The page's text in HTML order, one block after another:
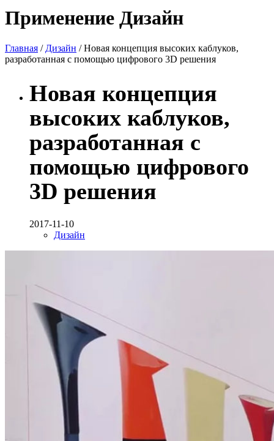
Применение Дизайн
Главная / Дизайн / Новая концепция высоких каблуков,
разработанная с помощью цифрового 3D решения
Новая концепция
высоких каблуков,
разработанная с
помощью цифрового
3D решения
2017-11-10
Дизайн